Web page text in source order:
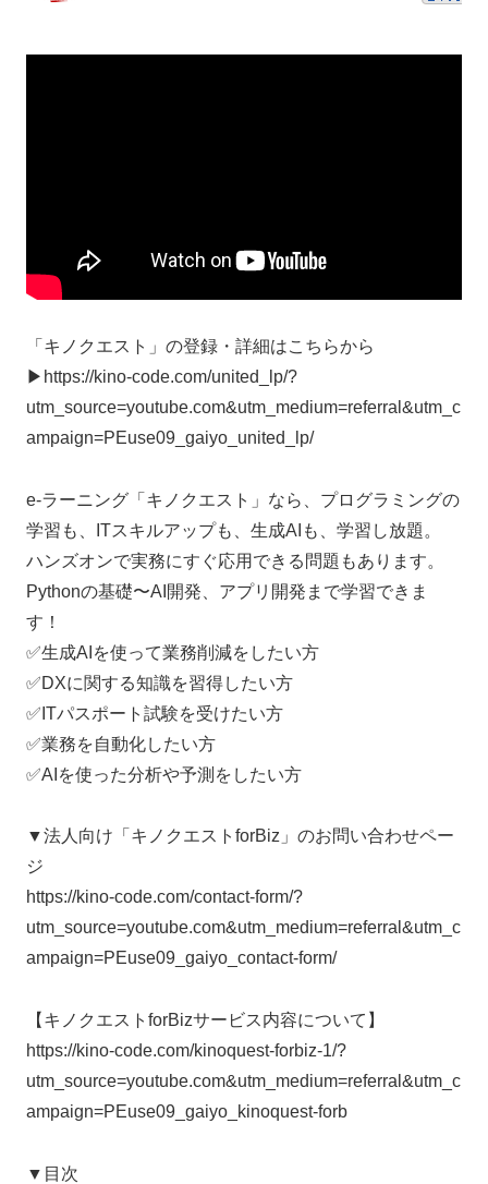
「キノクエスト」の登録・詳細はこちらから
▶︎https://kino-code.com/united_lp/?
utm_source=youtube.com&utm_medium=referral&utm_c
ampaign=PEuse09_gaiyo_united_lp/
e-ラーニング「キノクエスト」なら、プログラミングの
学習も、ITスキルアップも、生成AIも、学習し放題。
ハンズオンで実務にすぐ応用できる問題もあります。
Pythonの基礎〜AI開発、アプリ開発まで学習できま
す！
✅生成AIを使って業務削減をしたい方
✅DXに関する知識を習得したい方
✅ITパスポート試験を受けたい方
✅業務を自動化したい方
✅AIを使った分析や予測をしたい方
▼法人向け「キノクエストforBiz」のお問い合わせペー
ジ
https://kino-code.com/contact-form/?
utm_source=youtube.com&utm_medium=referral&utm_c
ampaign=PEuse09_gaiyo_contact-form/
【キノクエストforBizサービス内容について】
https://kino-code.com/kinoquest-forbiz-1/?
utm_source=youtube.com&utm_medium=referral&utm_c
ampaign=PEuse09_gaiyo_kinoquest-forb
▼目次